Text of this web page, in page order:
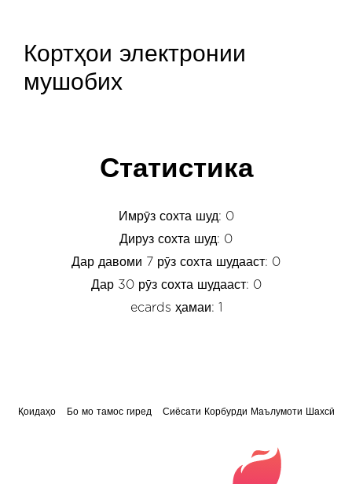
Кортҳои электронии
мушобих
Статистика
Имрӯз сохта шуд: 0
Дируз сохта шуд: 0
Дар давоми 7 рӯз сохта шудааст: 0
Дар 30 рӯз сохта шудааст: 0
ecards ҳамаи: 1
Қоидаҳо Бо мо тамос гиред Сиёсати Корбурди Маълумоти Шахсӣ